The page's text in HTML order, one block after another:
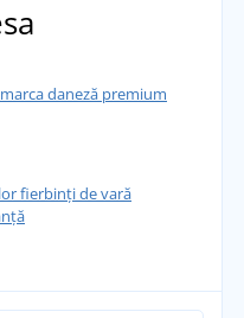
marca daneză premium
fierbinți de vară